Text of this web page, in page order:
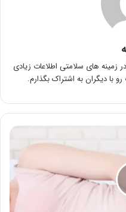
زمینه های سلامتی اطلاعات زیادی
با دیگران به اشتراک بگذارم.